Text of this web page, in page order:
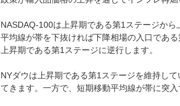
NASDAQ-100は上昇期である第1ステージか
平均線が帯を下抜ければ下降相場の入口であ
上昇期である第1ステージに逆行します。
NYダウは上昇期である第1ステージを維持し
てきます。一方で、短期移動平均線が帯に突